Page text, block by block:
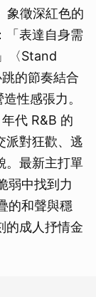
象徵深紅色的
「表達自身需
〈Stand
的節奏結合
性感張力。
代 R&B 的
派對狂歡、逃
。最新主打單
弱中找到力
的和聲與穩
的成人抒情金